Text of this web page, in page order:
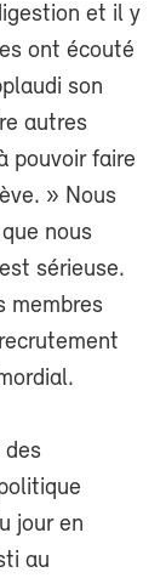
et il y
ont écouté
son
autres
pouvoir faire
» Nous
nous
sérieuse.
membres
des
jour en
au